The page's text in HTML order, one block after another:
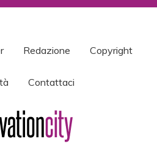
Redazione Copyright
Contattaci